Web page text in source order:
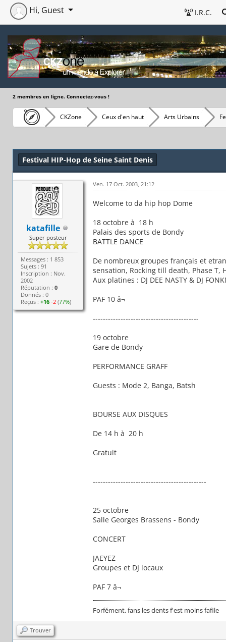
I.R.C.
Hi, Guest
2 membres en ligne. Connectez-vous !
CKZone Ceux d'en haut Arts Urbains
Festival HIP-Hop de Seine Saint Denis
katafille
Super posteur
Messages : 1 853
Sujets : 91
Inscription : Nov.
2002
Réputation :0
Donnés : 0
Reçus :+16 -2 (77%)
Ven. 17 Oct. 2003, 21:12
Welcome to da hip hop Dome
18 octobre à 18 h
Palais des sports de Bondy
BATTLE DANCE
De nombreux groupes français et
sensation, Rocking till death, Phase T,
Aux platines : DJ DEE NASTY & DJ
PAF 10 â¬
------------------------------------------
19 octobre
Gare de Bondy
PERFORMANCE GRAFF
Guests : Mode 2, Banga, Batsh
BOURSE AUX DISQUES
De 14 h à 20 h
Gratuit
---------------------------------------------
25 octobre
Salle Georges Brassens - Bondy
CONCERT
JAEYEZ
Groupes et DJ locaux
PAF 7 â¬
Forfément, fans les dents f'est moins fafile
Trouver